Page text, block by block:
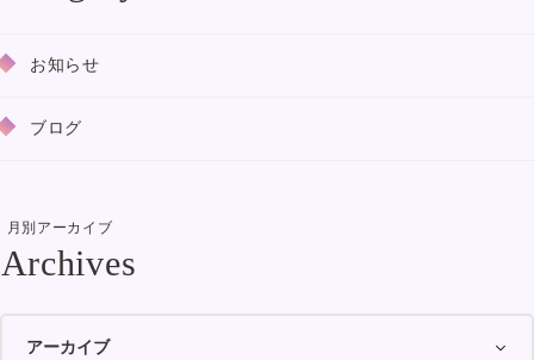
お知らせ
ブログ
月別アーカイブ